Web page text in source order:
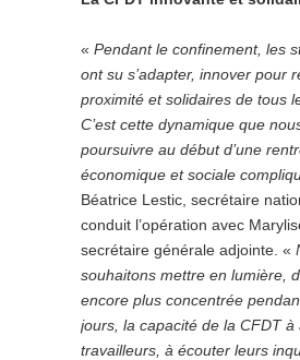
« Pendant le confinement, les
ont su s’adapter, innover pour
proximité et solidaires de tous
C’est cette dynamique que
poursuivre au début d’une
économique et sociale
Béatrice Lestic, secrétaire
conduit l’opération avec
secrétaire générale adjointe. «
souhaitons mettre en lumière,
encore plus concentrée
jours, la capacité de la CFDT à
travailleurs, à écouter leurs